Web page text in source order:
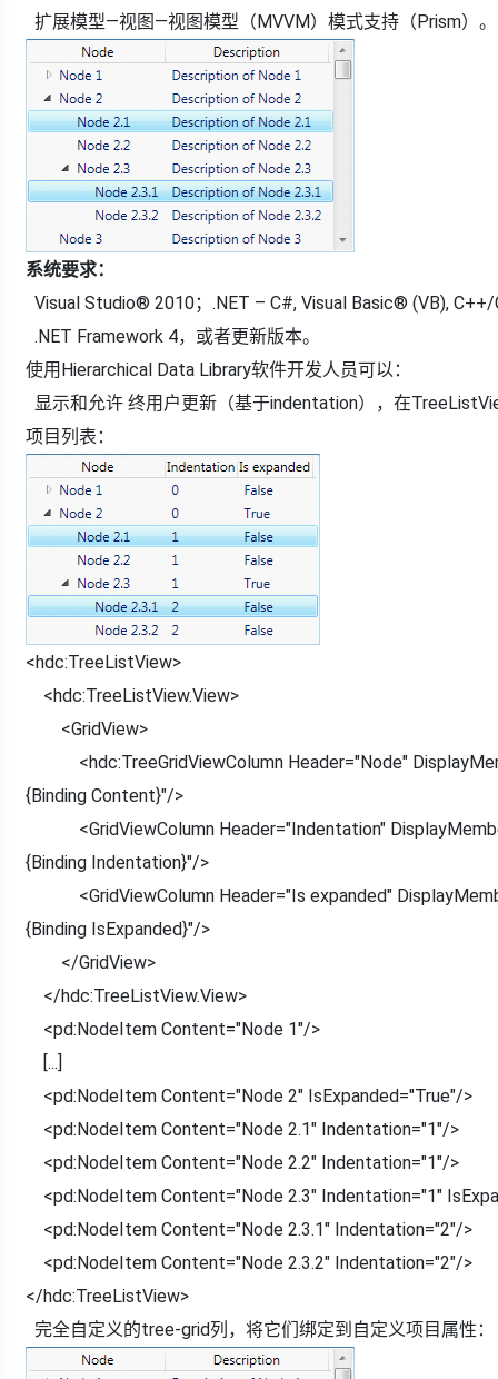
扩展模型—视图—视图模型（MVVM）模式支持（Prism）。
系统要求：
Visual Studio® 2010；.NET – C#, Visual Basic® (VB),
.NET Framework 4，或者更新版本。
使用Hierarchical Data Library软件开发人员可以：
显示和允许 终用户更新（基于indentation），在
项目列表：
<hdc:TreeListView>
<hdc:TreeListView.View>
<GridView>
<hdc:TreeGridViewColumn Header="Node"
{Binding Content}"/>
<GridViewColumn Header="Indentation"
{Binding Indentation}"/>
<GridViewColumn Header="Is expanded"
{Binding IsExpanded}"/>
</GridView>
</hdc:TreeListView.View>
<pd:NodeItem Content="Node 1"/>
[...]
<pd:NodeItem Content="Node 2" IsExpanded="True"/>
<pd:NodeItem Content="Node 2.1" Indentation="1"/>
<pd:NodeItem Content="Node 2.2" Indentation="1"/>
<pd:NodeItem Content="Node 2.3" Indentation="1"
<pd:NodeItem Content="Node 2.3.1" Indentation="2"/>
<pd:NodeItem Content="Node 2.3.2" Indentation="2"/>
</hdc:TreeListView>
完全自定义的tree-grid列，将它们绑定到自定义项目属性：